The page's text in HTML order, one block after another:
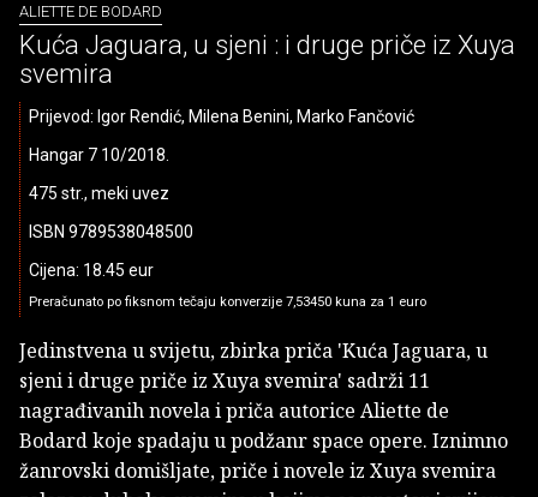
ALIETTE DE BODARD
Kuća Jaguara, u sjeni : i druge priče iz Xuya
svemira
Prijevod: Igor Rendić, Milena Benini, Marko Fančović
Hangar 7 10/2018.
475 str., meki uvez
ISBN 9789538048500
Cijena: 18.45 eur
Preračunato po fiksnom tečaju konverzije 7,53450 kuna za 1 euro
Jedinstvena u svijetu, zbirka priča 'Kuća Jaguara, u
sjeni i druge priče iz Xuya svemira' sadrži 11
nagrađivanih novela i priča autorice Aliette de
Bodard koje spadaju u podžanr space opere. Iznimno
žanrovski domišljate, priče i novele iz Xuya svemira